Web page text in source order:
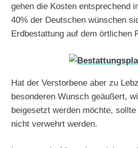
gehen die Kosten entsprechend
40% der Deutschen wünschen
Erdbestattung auf dem örtlichen
Hat der Verstorbene aber zu
besonderen Wunsch geäußert,
beigesetzt werden möchte,
nicht verwehrt werden.